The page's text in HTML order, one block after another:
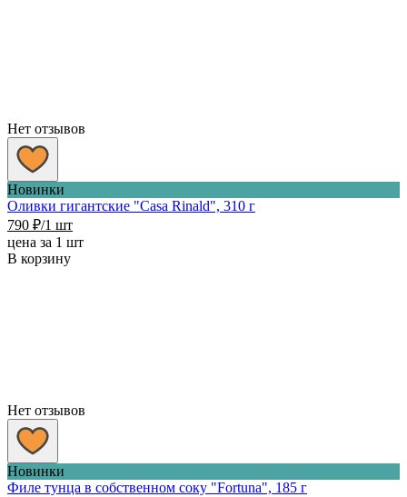
Нет отзывов
Новинки
Оливки гигантские "Casa Rinald", 310 г
790 ₽/1 шт
цена за 1 шт
В корзину
Нет отзывов
Новинки
Филе тунца в собственном соку "Fortuna", 185 г